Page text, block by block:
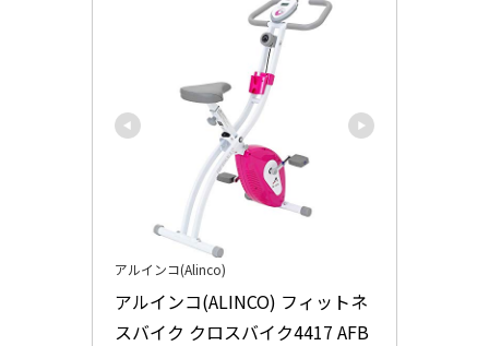
アルインコ(Alinco)
アルインコ(ALINCO) フィットネ
スバイク クロスバイク4417 AFB